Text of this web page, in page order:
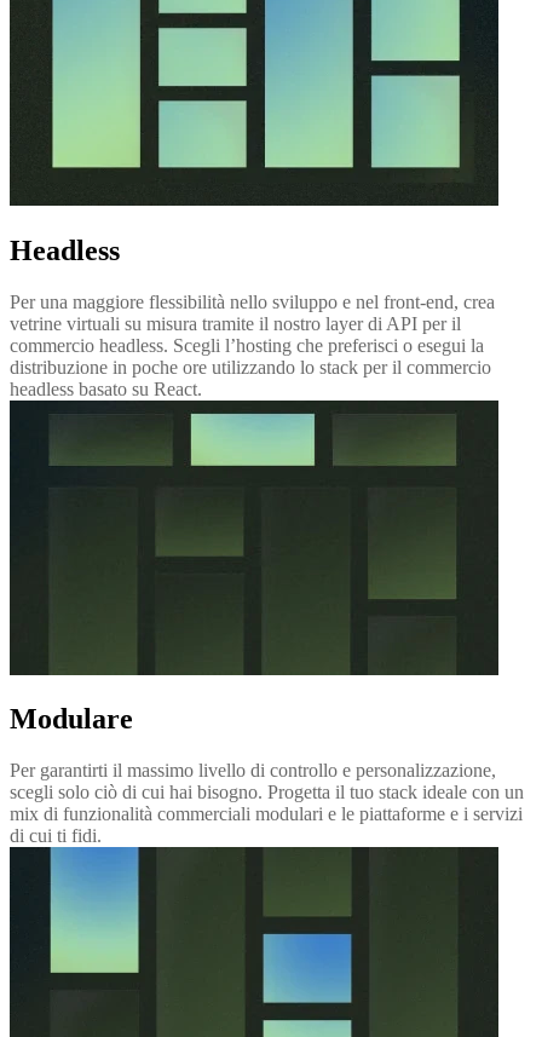
Headless
Per una maggiore flessibilità nello sviluppo e nel front-end, crea
vetrine virtuali su misura tramite il nostro layer di API per il
commercio headless. Scegli l’hosting che preferisci o esegui la
distribuzione in poche ore utilizzando lo stack per il commercio
headless basato su React.
Modulare
Per garantirti il massimo livello di controllo e personalizzazione,
scegli solo ciò di cui hai bisogno. Progetta il tuo stack ideale con un
mix di funzionalità commerciali modulari e le piattaforme e i servizi
di cui ti fidi.